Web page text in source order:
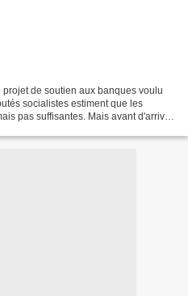
de soutien aux banques voulu
socialistes estiment que les
pas suffisantes. Mais avant d'arriver